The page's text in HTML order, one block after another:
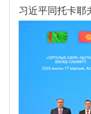
习近平同托卡耶